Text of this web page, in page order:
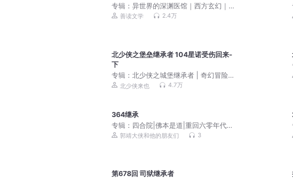
专辑： 异世界的深渊医馆｜西方玄幻｜
多女主｜穿越系统｜逆袭
善读文学 2.4万
北少侠之堡垒继承者 104星诺受伤回来-
下
专辑： 北少侠之城堡继承者 | 奇幻冒险
励志·空间思维
北少侠来也 4.7万
364继承
专辑： 四合院|佛本是道|重回六零年代|
正红旗下|精彩多播
郭靖大侠和他的朋友们 3
第678回 司狱继承者